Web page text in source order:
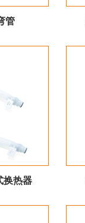
管
换热器